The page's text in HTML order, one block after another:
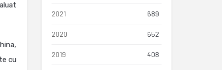
cu
2021 689
2020 652
2019 408